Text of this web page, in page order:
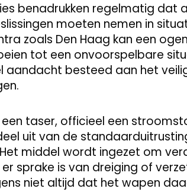
benadrukken regelmatig dat
moeten nemen in
zoals Den Haag kan een
tot een onvoorspelbare
aandacht besteed aan het
een taser, officieel een
uit van de
middel wordt ingezet om
sprake is van dreiging of
niet altijd dat het wapen